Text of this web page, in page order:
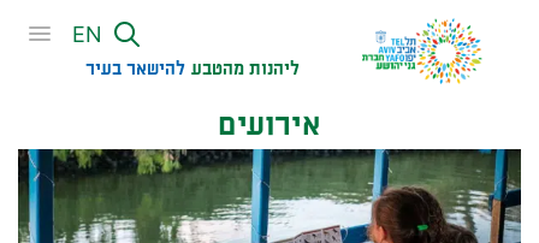
מַעֲרֶכֶת
נָגִישׁ
בִּקְלִיק
EN
ליהנות מהטבע להישאר בעיר​
אירועים